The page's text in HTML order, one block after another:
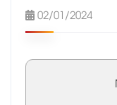
02/01/2024